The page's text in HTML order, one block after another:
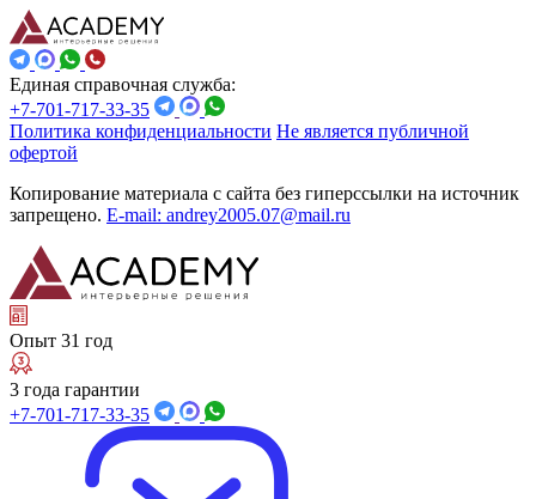
Единая справочная служба:
+7-701-717-33-35
Политика конфиденциальности Не является публичной
офертой
Копирование материала с сайта без гиперссылки на источник
запрещено. E-mail: andrey2005.07@mail.ru
Опыт 31 год
3 года гарантии
+7-701-717-33-35